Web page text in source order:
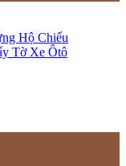
Hộ Chiếu
Tờ Xe Ôtô